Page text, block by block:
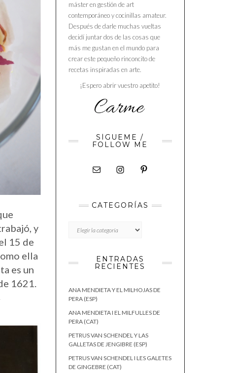
y
15 de
ella
es un
1621.
máster en gestión de art
contemporáneo y cocinillas amateur.
Después de darle muchas vueltas
decidí juntar dos de las cosas que
más me gustan en el mundo para
crear este pequeño rinconcito de
recetas inspiradas en arte.
¡Espero abrir vuestro apetito!
SÍGUEME /
FOLLOW ME
CATEGORÍAS
ENTRADAS
RECIENTES
ANA MENDIETA Y EL MILHOJAS DE
PERA (ESP)
ANA MENDIETA I EL MILFULLES DE
PERA (CAT)
PETRUS VAN SCHENDEL Y LAS
GALLETAS DE JENGIBRE (ESP)
PETRUS VAN SCHENDEL I LES GALETES
DE GINGEBRE (CAT)